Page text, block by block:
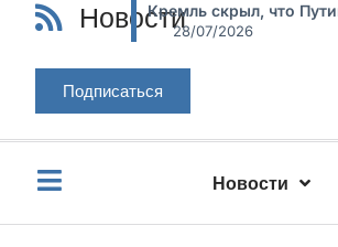
НовостиКремль скрыл, что
28/07/2026
Подписаться
Новости